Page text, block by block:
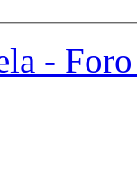
-